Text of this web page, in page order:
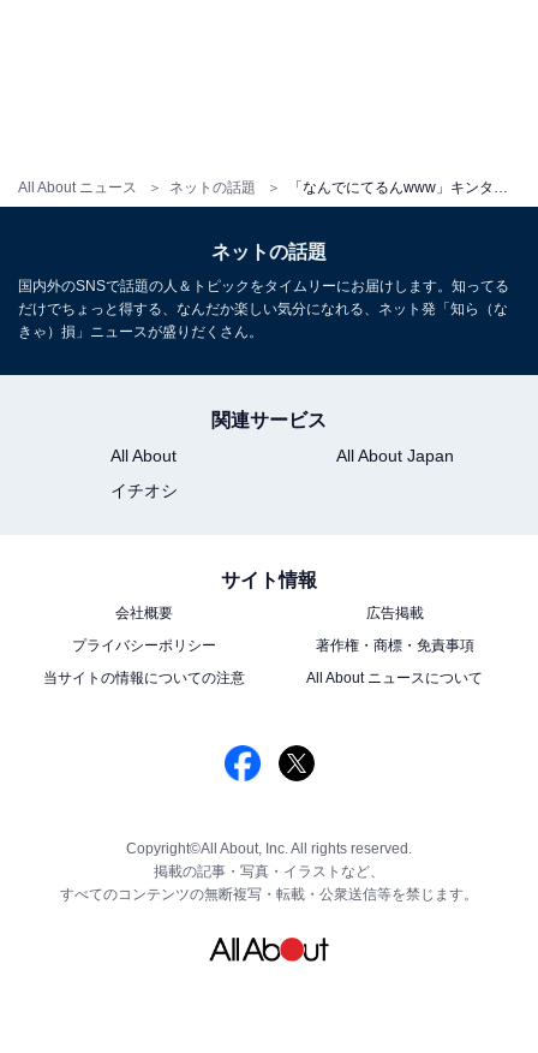
All About ニュース ネットの話題
ネットの話題
国内外のSNSで話題の人＆トピックをタイムリーにお届けします。知ってる
だけでちょっと得する、なんだか楽しい気分になれる、ネット発「知ら（な
きゃ）損」ニュースが盛りだくさん。
関連サービス
All About
All About Japan
イチオシ
サイト情報
会社概要
広告掲載
プライバシーポリシー
著作権・商標・免責事項
当サイトの情報についての注意
All About ニュースについて
Copyright©All About, Inc. All rights reserved.
掲載の記事・写真・イラストなど、
すべてのコンテンツの無断複写・転載・公衆送信等を禁じます。